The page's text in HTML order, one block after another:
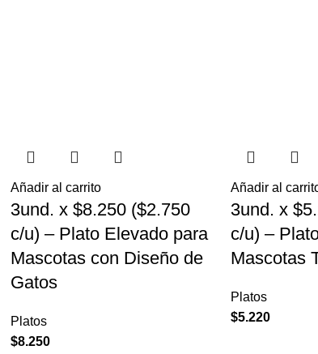
Añadir al carrito
3und. x $8.250 ($2.750
c/u) – Plato Elevado para
Mascotas con Diseño de
Gatos
Platos
$8.250
Añadir al
3und. x
c/u) –
Mascotas
Platos
$5.220